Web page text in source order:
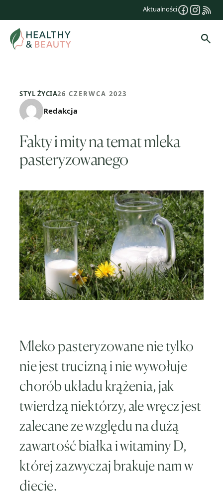
treści
Aktualności
STYL ŻYCIA26 CZERWCA 2023
Redakcja
Fakty i mity na temat mleka
pasteryzowanego
Mleko pasteryzowane nie tylko
nie jest trucizną i nie wywołuje
chorób układu krążenia, jak
twierdzą niektórzy, ale wręcz jest
zalecane ze względu na dużą
zawartość białka i witaminy D,
której zazwyczaj brakuje nam w
diecie.